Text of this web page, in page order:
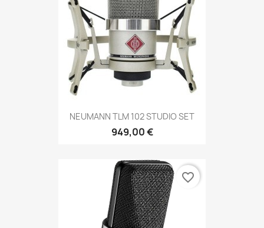
NEUMANN TLM 102 STUDIO SET
949,00 €
favorite_border